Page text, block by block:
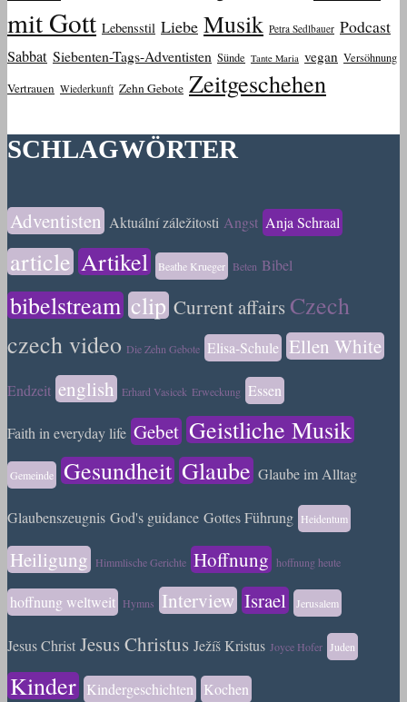
mit Gott Lebensstil Liebe Musik Petra Sedlbauer Podcast
Sabbat Siebenten-Tags-Adventisten Sünde Tante Maria vegan Versöhnung
Vertrauen Wiederkunft Zehn Gebote Zeitgeschehen
SCHLAGWÖRTER
Adventisten Aktuální záležitosti Angst Anja Schraal
article Artikel Beathe Krueger Beten Bibel
bibelstream clip Current affairs Czech
czech video Die Zehn Gebote Elisa-Schule Ellen White
Endzeit english Erhard Vasicek Erweckung Essen
Faith in everyday life Gebet Geistliche Musik
Gemeinde Gesundheit Glaube Glaube im Alltag
Glaubenszeugnis God's guidance Gottes Führung Heidentum
Heiligung Himmlische Gerichte Hoffnung hoffnung heute
hoffnung weltweit Hymns Interview Israel Jerusalem
Jesus Christ Jesus Christus Ježíš Kristus Joyce Hofer Juden
Kinder Kindergeschichten Kochen